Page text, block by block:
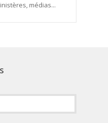
médias...